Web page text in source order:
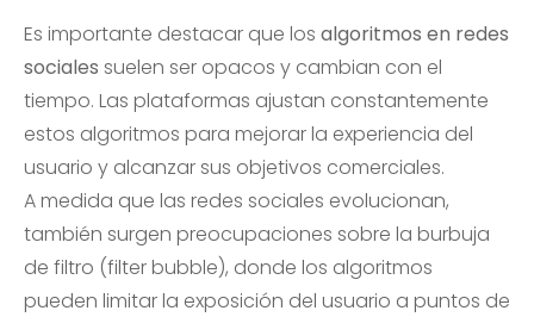
Es importante destacar que los algoritmos en redes
sociales suelen ser opacos y cambian con el
tiempo. Las plataformas ajustan constantemente
estos algoritmos para mejorar la experiencia del
usuario y alcanzar sus objetivos comerciales.
A medida que las redes sociales evolucionan,
también surgen preocupaciones sobre la burbuja
de filtro (filter bubble), donde los algoritmos
pueden limitar la exposición del usuario a puntos de